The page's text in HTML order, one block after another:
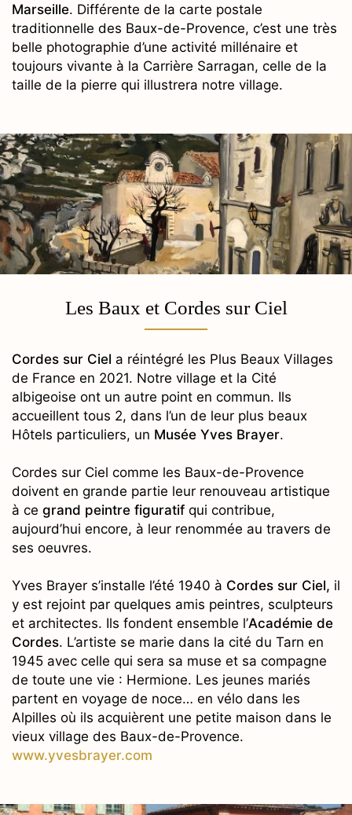
Marseille. Différente de la carte postale
traditionnelle des Baux-de-Provence, c’est une très
belle photographie d’une activité millénaire et
toujours vivante à la Carrière Sarragan, celle de la
taille de la pierre qui illustrera notre village.
Les Baux et Cordes sur Ciel
Cordes sur Ciel a réintégré les Plus Beaux Villages
de France en 2021. Notre village et la Cité
albigeoise ont un autre point en commun. Ils
accueillent tous 2, dans l’un de leur plus beaux
Hôtels particuliers, un Musée Yves Brayer.
Cordes sur Ciel comme les Baux-de-Provence
doivent en grande partie leur renouveau artistique
à ce grand peintre figuratif qui contribue,
aujourd’hui encore, à leur renommée au travers de
ses oeuvres.
Yves Brayer s’installe l’été 1940 à Cordes sur Ciel, il
y est rejoint par quelques amis peintres, sculpteurs
et architectes. Ils fondent ensemble l’Académie de
Cordes. L’artiste se marie dans la cité du Tarn en
1945 avec celle qui sera sa muse et sa compagne
de toute une vie : Hermione. Les jeunes mariés
partent en voyage de noce… en vélo dans les
Alpilles où ils acquièrent une petite maison dans le
vieux village des Baux-de-Provence.
www.yvesbrayer.com